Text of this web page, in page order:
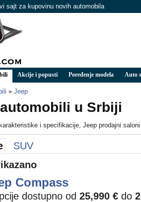
sajt za kupovinu novih automobila
Akcije i popusti Poređenje modela Auto
» Jeep
u Srbiji
i specifikacije, Jeep prodajni saloni
SUV
Compass
dostupno od 25,990 € do